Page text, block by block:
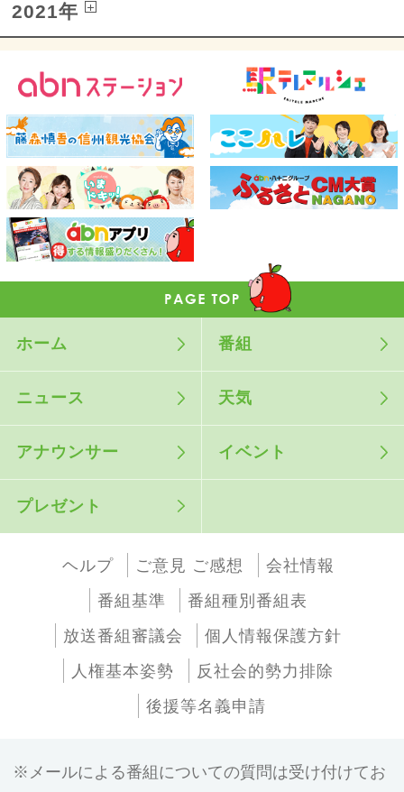
2021年
ホーム 番組
ニュース 天気
アナウンサー イベント
プレゼント
ヘルプ ご意見 ご感想
会社情報
番組基準
番組種別番組表
放送番組審議会
個人情報保護方針
人権基本姿勢
反社会的勢力排除
後援等名義申請
メールによる番組についての質問は受け付けてお